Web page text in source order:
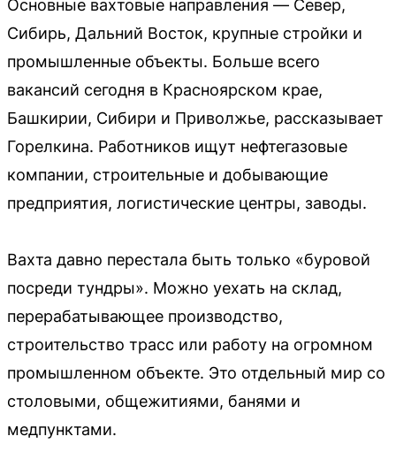
Основные вахтовые направления — Север,
Сибирь, Дальний Восток, крупные стройки и
промышленные объекты. Больше всего
вакансий сегодня в Красноярском крае,
Башкирии, Сибири и Приволжье, рассказывает
Горелкина. Работников ищут нефтегазовые
компании, строительные и добывающие
предприятия, логистические центры, заводы.
Вахта давно перестала быть только «буровой
посреди тундры». Можно уехать на склад,
перерабатывающее производство,
строительство трасс или работу на огромном
промышленном объекте. Это отдельный мир со
столовыми, общежитиями, банями и
медпунктами.